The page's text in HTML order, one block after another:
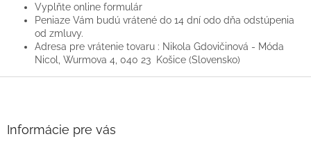
Vyplňte online formulár
Peniaze Vám budú vrátené do 14 dní odo dňa odstúpenia
od zmluvy.
Adresa pre vrátenie tovaru : Nikola Gdovičinová - Móda
Nicol, Wurmova 4, 040 23 Košice (Slovensko)
Informácie pre vás